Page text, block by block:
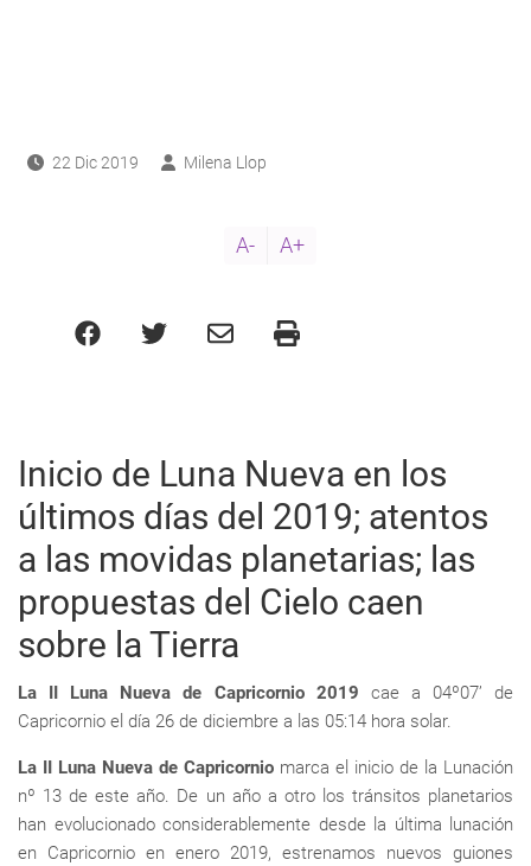
22 Dic 2019 Milena Llop
A- A+
Inicio de Luna Nueva en los
últimos días del 2019; atentos
a las movidas planetarias; las
propuestas del Cielo caen
sobre la Tierra
La II Luna Nueva de Capricornio 2019 cae a 04º07’ de
Capricornio el día 26 de diciembre a las 05:14 hora solar.
La II Luna Nueva de Capricornio marca el inicio de la Lunación
nº 13 de este año. De un año a otro los tránsitos planetarios
han evolucionado considerablemente desde la última lunación
en Capricornio en enero 2019, estrenamos nuevos guiones